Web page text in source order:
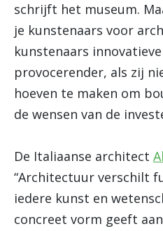
schrijft het museum.
je kunstenaars voor
kunstenaars
provocerender, als zij
hoeven te maken om
de wensen van de
De Italiaanse architect
“Architectuur verschilt
iedere kunst en
concreet vorm geeft